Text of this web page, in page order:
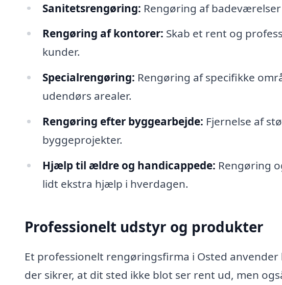
Sanitetsrengøring: Rengøring af
Rengøring af kontorer: Skab et rent og
kunder.
Specialrengøring: Rengøring af specifikke
udendørs arealer.
Rengøring efter byggearbejde: Fjernelse af
byggeprojekter.
Hjælp til ældre og handicappede: Rengøring
lidt ekstra hjælp i hverdagen.
Professionelt udstyr og produkter
Et professionelt rengøringsfirma i Osted
der sikrer, at dit sted ikke blot ser rent ud, men